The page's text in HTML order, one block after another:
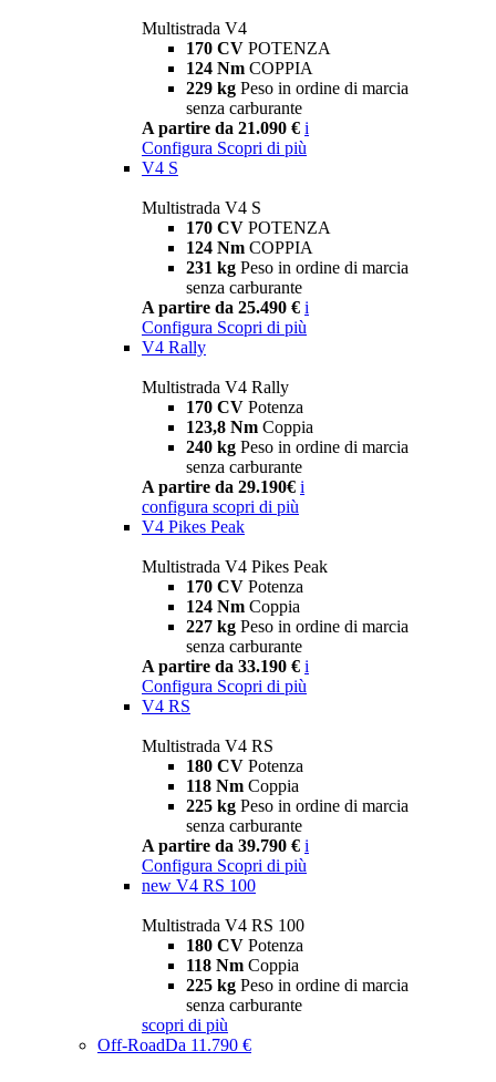
Multistrada V4
170 CV POTENZA
124 Nm COPPIA
229 kg Peso in ordine di marcia
senza carburante
A partire da 21.090 € i
Configura Scopri di più
V4 S
Multistrada V4 S
170 CV POTENZA
124 Nm COPPIA
231 kg Peso in ordine di marcia
senza carburante
A partire da 25.490 € i
Configura Scopri di più
V4 Rally
Multistrada V4 Rally
170 CV Potenza
123,8 Nm Coppia
240 kg Peso in ordine di marcia
senza carburante
A partire da 29.190€ i
configura scopri di più
V4 Pikes Peak
Multistrada V4 Pikes Peak
170 CV Potenza
124 Nm Coppia
227 kg Peso in ordine di marcia
senza carburante
A partire da 33.190 € i
Configura Scopri di più
V4 RS
Multistrada V4 RS
180 CV Potenza
118 Nm Coppia
225 kg Peso in ordine di marcia
senza carburante
A partire da 39.790 € i
Configura Scopri di più
new V4 RS 100
Multistrada V4 RS 100
180 CV Potenza
118 Nm Coppia
225 kg Peso in ordine di marcia
senza carburante
scopri di più
Off-RoadDa 11.790 €